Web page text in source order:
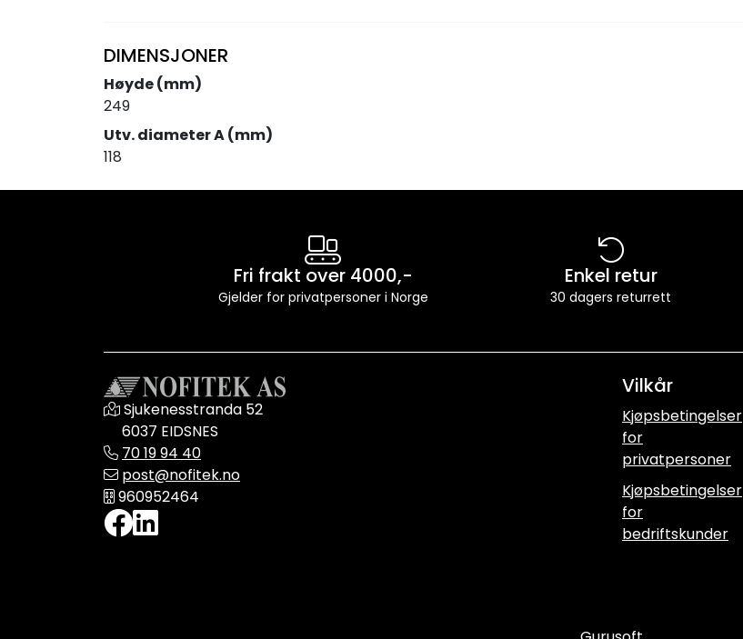
DIMENSJONER
Høyde (mm)
249
Utv. diameter A (mm)
118
Fri frakt over 4000,-
Gjelder for privatpersoner i Norge
Enkel retur
30 dagers returrett
Sjukenesstranda 52
6037 EIDSNES
70 19 94 40
post@nofitek.no
960952464
Vilkår
Kjøpsbetingelser
for
privatpersoner
Kjøpsbetingelser
for
bedriftskunder